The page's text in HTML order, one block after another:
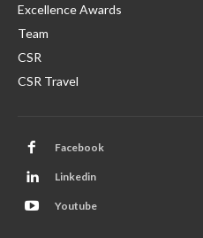
Excellence Awards
Team
CSR
CSR Travel
Facebook
Linkedin
Youtube